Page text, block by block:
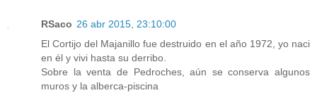
RSaco 26 abr 2015, 23:10:00
El Cortijo del Majanillo fue destruido en el año 1972, yo naci
en él y vivi hasta su derribo.
Sobre la venta de Pedroches, aún se conserva algunos
muros y la alberca-piscina